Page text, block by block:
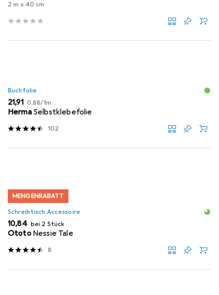
2 m x 40 cm
Buchfolie
EUR
21,91 EUR
0,88/1m
Herma Selbstklebefolie
102
MENGENRABATT
Schreibtisch Accessoire
EUR
10,84 bei 2 Stück
Ototo Nessie Tale
8